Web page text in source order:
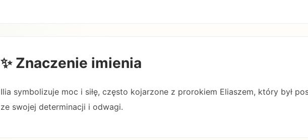
✨ Znaczenie imienia
Ilia symbolizuje moc i siłę, często kojarzone z prorokiem Eliaszem, który był
ze swojej determinacji i odwagi.